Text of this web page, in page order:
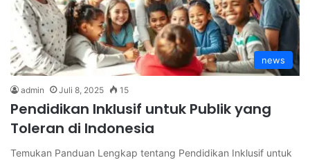
news
admin Juli 8, 2025 15
Pendidikan Inklusif untuk Publik yang
Toleran di Indonesia
Temukan Panduan Lengkap tentang Pendidikan Inklusif untuk